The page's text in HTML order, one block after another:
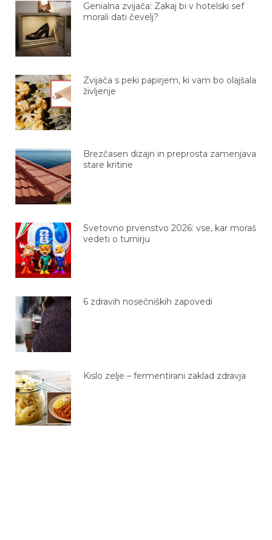
Genialna zvijača: Zakaj bi v hotelski sef
morali dati čevelj?
Zvijača s peki papirjem, ki vam bo olajšala
življenje
Brezčasen dizajn in preprosta zamenjava
stare kritine
Svetovno prvenstvo 2026: vse, kar moraš
vedeti o turnirju
6 zdravih nosečniških zapovedi
Kislo zelje – fermentirani zaklad zdravja